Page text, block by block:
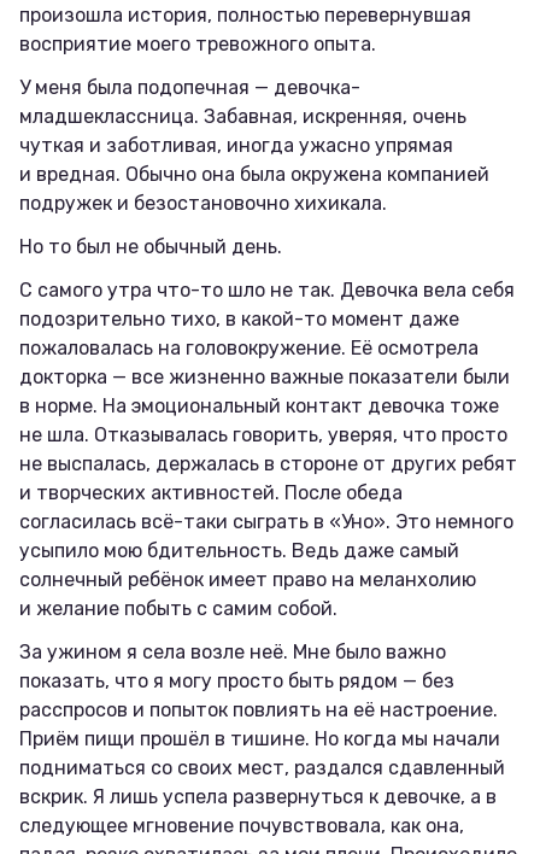
произошла история, полностью перевернувшая
восприятие моего тревожного опыта.
У меня была подопечная — девочка-
младшеклассница. Забавная, искренняя, очень
чуткая и заботливая, иногда ужасно упрямая
и вредная. Обычно она была окружена компанией
подружек и безостановочно хихикала.
Но то был не обычный день.
С самого утра что-то шло не так. Девочка вела себя
подозрительно тихо, в какой-то момент даже
пожаловалась на головокружение. Её осмотрела
докторка — все жизненно важные показатели были
в норме. На эмоциональный контакт девочка тоже
не шла. Отказывалась говорить, уверяя, что просто
не выспалась, держалась в стороне от других ребят
и творческих активностей. После обеда
согласилась всё-таки сыграть в «Уно». Это немного
усыпило мою бдительность. Ведь даже самый
солнечный ребёнок имеет право на меланхолию
и желание побыть с самим собой.
За ужином я села возле неё. Мне было важно
показать, что я могу просто быть рядом — без
расспросов и попыток повлиять на её настроение.
Приём пищи прошёл в тишине. Но когда мы начали
подниматься со своих мест, раздался сдавленный
вскрик. Я лишь успела развернуться к девочке, а в
следующее мгновение почувствовала, как она,